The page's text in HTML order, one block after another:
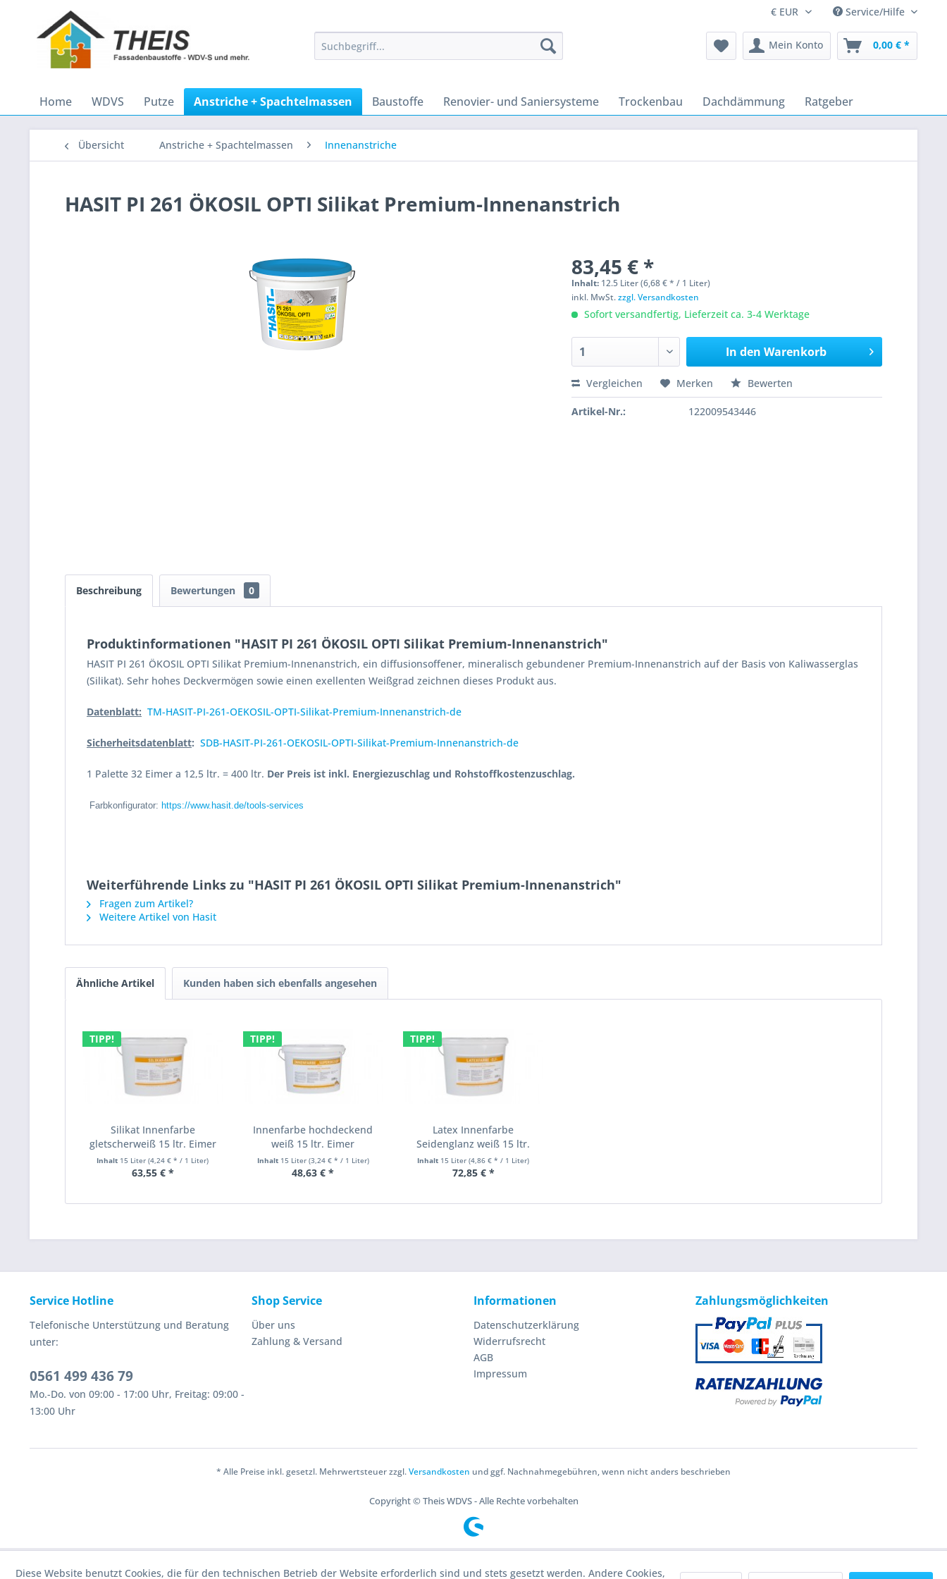
Service/Hilfe
Mein Konto 0,00 € *
Home WDVS Putze Anstriche + Spachtelmassen Baustoffe Renovier- und Saniersysteme Trockenbau Dachdämmung Ratgeber
Übersicht Anstriche + Spachtelmassen Innenanstriche
HASIT PI 261 ÖKOSIL OPTI Silikat Premium-Innenanstrich
83,45 € *
Inhalt: 12.5 Liter (6,68 € * / 1 Liter)
inkl. MwSt.zzgl. Versandkosten
Sofort versandfertig, Lieferzeit ca. 3-4 Werktage
In den Warenkorb
Vergleichen Merken Bewerten
Artikel-Nr.: 122009543446
Beschreibung Bewertungen 0
Produktinformationen "HASIT PI 261 ÖKOSIL OPTI Silikat Premium-Innenanstrich"
HASIT PI 261 ÖKOSIL OPTI Silikat Premium-Innenanstrich, ein diffusionsoffener, mineralisch gebundener Premium-Innenanstrich auf der Basis von Kaliwasserglas
(Silikat). Sehr hohes Deckvermögen sowie einen exellenten Weißgrad zeichnen dieses Produkt aus.
Datenblatt: TM-HASIT-PI-261-OEKOSIL-OPTI-Silikat-Premium-Innenanstrich-de
Sicherheitsdatenblatt: SDB-HASIT-PI-261-OEKOSIL-OPTI-Silikat-Premium-Innenanstrich-de
1 Palette 32 Eimer a 12,5 ltr. = 400 ltr. Der Preis ist inkl. Energiezuschlag und Rohstoffkostenzuschlag.
Farbkonfigurator: https://www.hasit.de/tools-services
Weiterführende Links zu "HASIT PI 261 ÖKOSIL OPTI Silikat Premium-Innenanstrich"
Fragen zum Artikel?
Weitere Artikel von Hasit
Ähnliche Artikel Kunden haben sich ebenfalls angesehen
TIPP!
Silikat Innenfarbe
gletscherweiß 15 ltr. Eimer
Inhalt 15 Liter(4,24 € * / 1 Liter)
63,55 € *
TIPP!
Innenfarbe hochdeckend
weiß 15 ltr. Eimer
Inhalt 15 Liter (3,24 € * / 1 Liter)
48,63 € *
TIPP!
Latex Innenfarbe
Seidenglanz weiß 15 ltr.
Eimer
Inhalt 15 Liter(4,86 € * / 1 Liter)
72,85 € *
Service Hotline
Telefonische Unterstützung und Beratung
unter:
0561 499 436 79
Mo.-Do. von 09:00 - 17:00 Uhr, Freitag: 09:00 -
13:00 Uhr
Shop Service
Über uns
Zahlung & Versand
Informationen
Datenschutzerklärung
Widerrufsrecht
AGB
Impressum
Zahlungsmöglichkeiten
* Alle Preise inkl. gesetzl. Mehrwertsteuer zzgl.Versandkosten und ggf. Nachnahmegebühren, wenn nicht anders beschrieben
Copyright © Theis WDVS - Alle Rechte vorbehalten
Diese Website benutzt Cookies, die für den technischen Betrieb der Website erforderlich sind und stets gesetzt werden. Andere Cookies,